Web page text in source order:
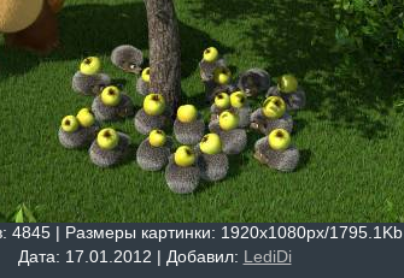
: 4845 | Размеры картинки: 1920x1080px/1795.1Kb
Дата: 17.01.2012 | Добавил: LediDi